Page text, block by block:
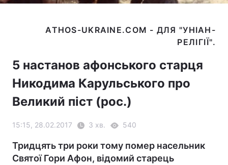
ATHOS-UKRAINE.COM - ДЛЯ "УНІАН-
5 настанов афонського старця
Никодима Карульського про
Великий піст (рос.)
15:15, 28.02.2017 3 хв. 540
Тридцять три роки тому помер насельник
Святої Гори Афон, відомий старець